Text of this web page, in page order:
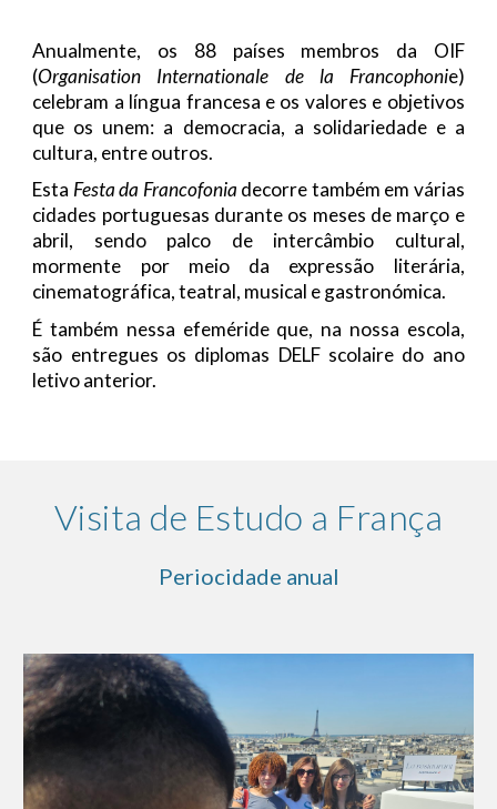
Anualmente, os 88 países membros da OIF
(Organisation Internationale de la Francophonie)
celebram a língua francesa e os valores e objetivos
que os unem: a democracia, a solidariedade e a
cultura, entre outros.
Esta Festa da Francofonia decorre também em várias
cidades portuguesas durante os meses de março e
abril, sendo palco de intercâmbio cultural,
mormente por meio da expressão literária,
cinematográfica, teatral, musical e gastronómica.
É também nessa efeméride que, na nossa escola,
são entregues os diplomas DELF scolaire do ano
letivo anterior.
Visita de Estudo a França
Periocidade anual